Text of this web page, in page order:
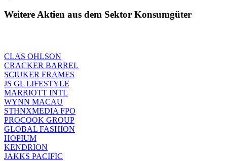
Weitere Aktien aus dem Sektor Konsumgüter
CLAS OHLSON
CRACKER BARREL
SCIUKER FRAMES
JS GL LIFESTYLE
MARRIOTT INTL
WYNN MACAU
STHNXMEDIA FPO
PROCOOK GROUP
GLOBAL FASHION
HOPIUM
KENDRION
JAKKS PACIFIC